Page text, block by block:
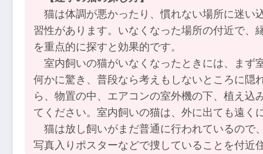
猫は体調が悪かったり、慣れない場所に迷い
習性があります。いなくなった場所の付近で、
を重点的に探すと効果的です。
室内飼いの猫がいなくなったときには、まず
何かに驚き、普段なら考えもしないところに隠
ら、物置の中、エアコンの室外機の下、植え
てください。室内飼いの猫は、外に出ても遠く
猫は放し飼いがまだ普通に行われているので
写真入りポスターなどで捜していることを付近